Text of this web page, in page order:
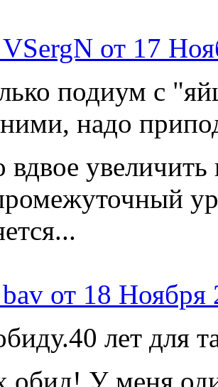
от 17
подиум с
надо
вдвое
от 18
лет для
обид! У меня